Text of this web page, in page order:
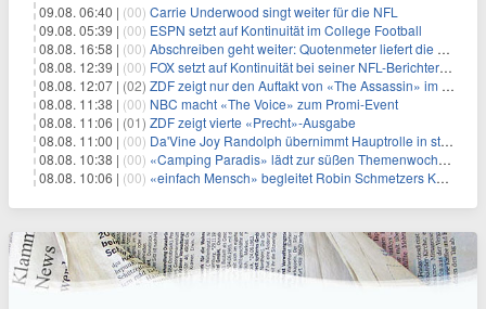
09.08. 06:40 | (00) Carrie Underwood singt weiter für die NFL
09.08. 05:39 | (00) ESPN setzt auf Kontinuität im College Football
08.08. 16:58 | (00) Abschreiben geht weiter: Quotenmeter liefert die Vorlagen
08.08. 12:39 | (00) FOX setzt auf Kontinuität bei seiner NFL-Berichterstattung
08.08. 12:07 | (02) ZDF zeigt nur den Auftakt von «The Assassin» im Fernsehen
08.08. 11:38 | (00) NBC macht «The Voice» zum Promi-Event
08.08. 11:06 | (01) ZDF zeigt vierte «Precht»-Ausgabe
08.08. 11:00 | (00) Da'Vine Joy Randolph übernimmt Hauptrolle in starbesetzter schwarzer Komödie
08.08. 10:38 | (00) «Camping Paradis» lädt zur süßen Themenwoche ein
08.08. 10:06 | (00) «einfach Mensch» begleitet Robin Schmetzers Kampf gegen eine seltene Krankheit